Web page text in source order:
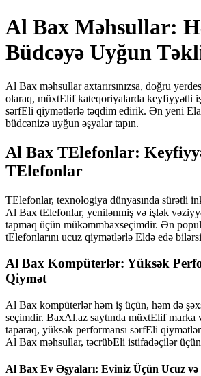
Al Bax Məhsullar:
Büdcəyə Uyğun
Al Bax məhsullar axtarırsınızsa, doğru
olaraq, müxtElif kateqoriyalarda keyfiyyətli
sərfEli qiymətlərlə təqdim edirik. Ən yeni
büdcənizə uyğun əşyalar tapın.
Al Bax TElefonlar:
TElefonlar
TElefonlar, texnologiya dünyasında sürətli
Al Bax tElefonlar, yenilənmiş və işlək
tapmaq üçün mükəmmbaxseçimdir. Ən
tElefonlarını ucuz qiymətlərlə Eldə edə
Al Bax Kompüterlər: Yüksək
Qiymət
Al Bax kompüterlər həm iş üçün, həm də
seçimdir. BaxAl.az saytında müxtElif marka
taparaq, yüksək performansı sərfEli
Al Bax məhsullar, təcrübEli istifadəçilər
Al Bax Ev Əşyaları: Eviniz Üçün Ucuz